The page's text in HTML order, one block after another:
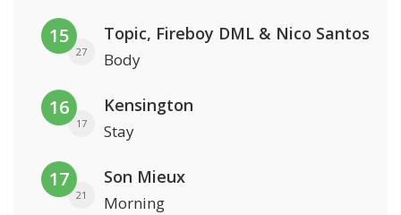
15
27
Topic, Fireboy DML & Nico Santos
Body
16
17
Kensington
Stay
17
21
Son Mieux
Morning